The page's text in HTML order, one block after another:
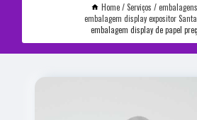
Home Serviços
embalagem display expositor
embalagem display de papel